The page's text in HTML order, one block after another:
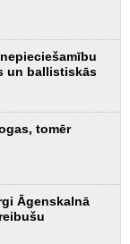
un ballistiskās
tomēr
Āgenskalnā